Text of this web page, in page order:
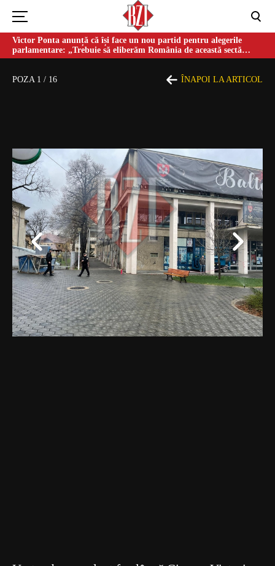
Victor Ponta anunță că își face un nou partid pentru alegerile
parlamentare: „Trebuie să eliberăm România de această sectă
globalistă”
POZA 1 / 16 ÎNAPOI LA ARTICOL